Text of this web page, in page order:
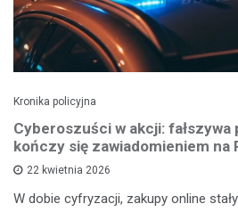
Kronika policyjna
Cyberoszuści w akcji:
kończy się zawiadomieniem na
22 kwietnia 2026
W dobie cyfryzacji, zakupy online